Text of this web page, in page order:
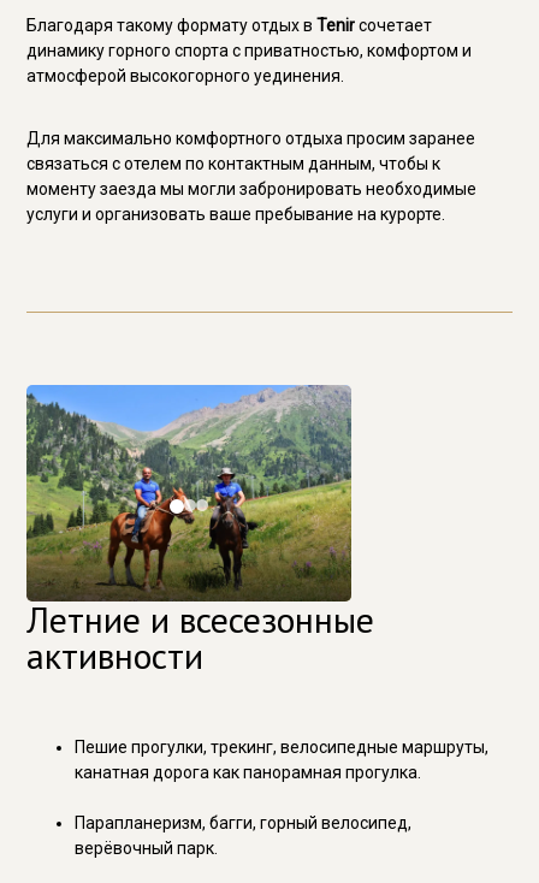
Благодаря такому формату отдых вTenirсочетает
динамику горного спорта с приватностью, комфортом и
атмосферой высокогорного уединения.
Для максимально комфортного отдыха просим заранее
связаться с отелем по контактным данным, чтобы к
моменту заезда мы могли забронировать необходимые
услуги и организовать ваше пребывание на курорте.
Летние и всесезонные
активности
Пешие прогулки, трекинг, велосипедные маршруты,
канатная дорога как панорамная прогулка.
Парапланеризм, багги, горный велосипед,
верёвочный парк.